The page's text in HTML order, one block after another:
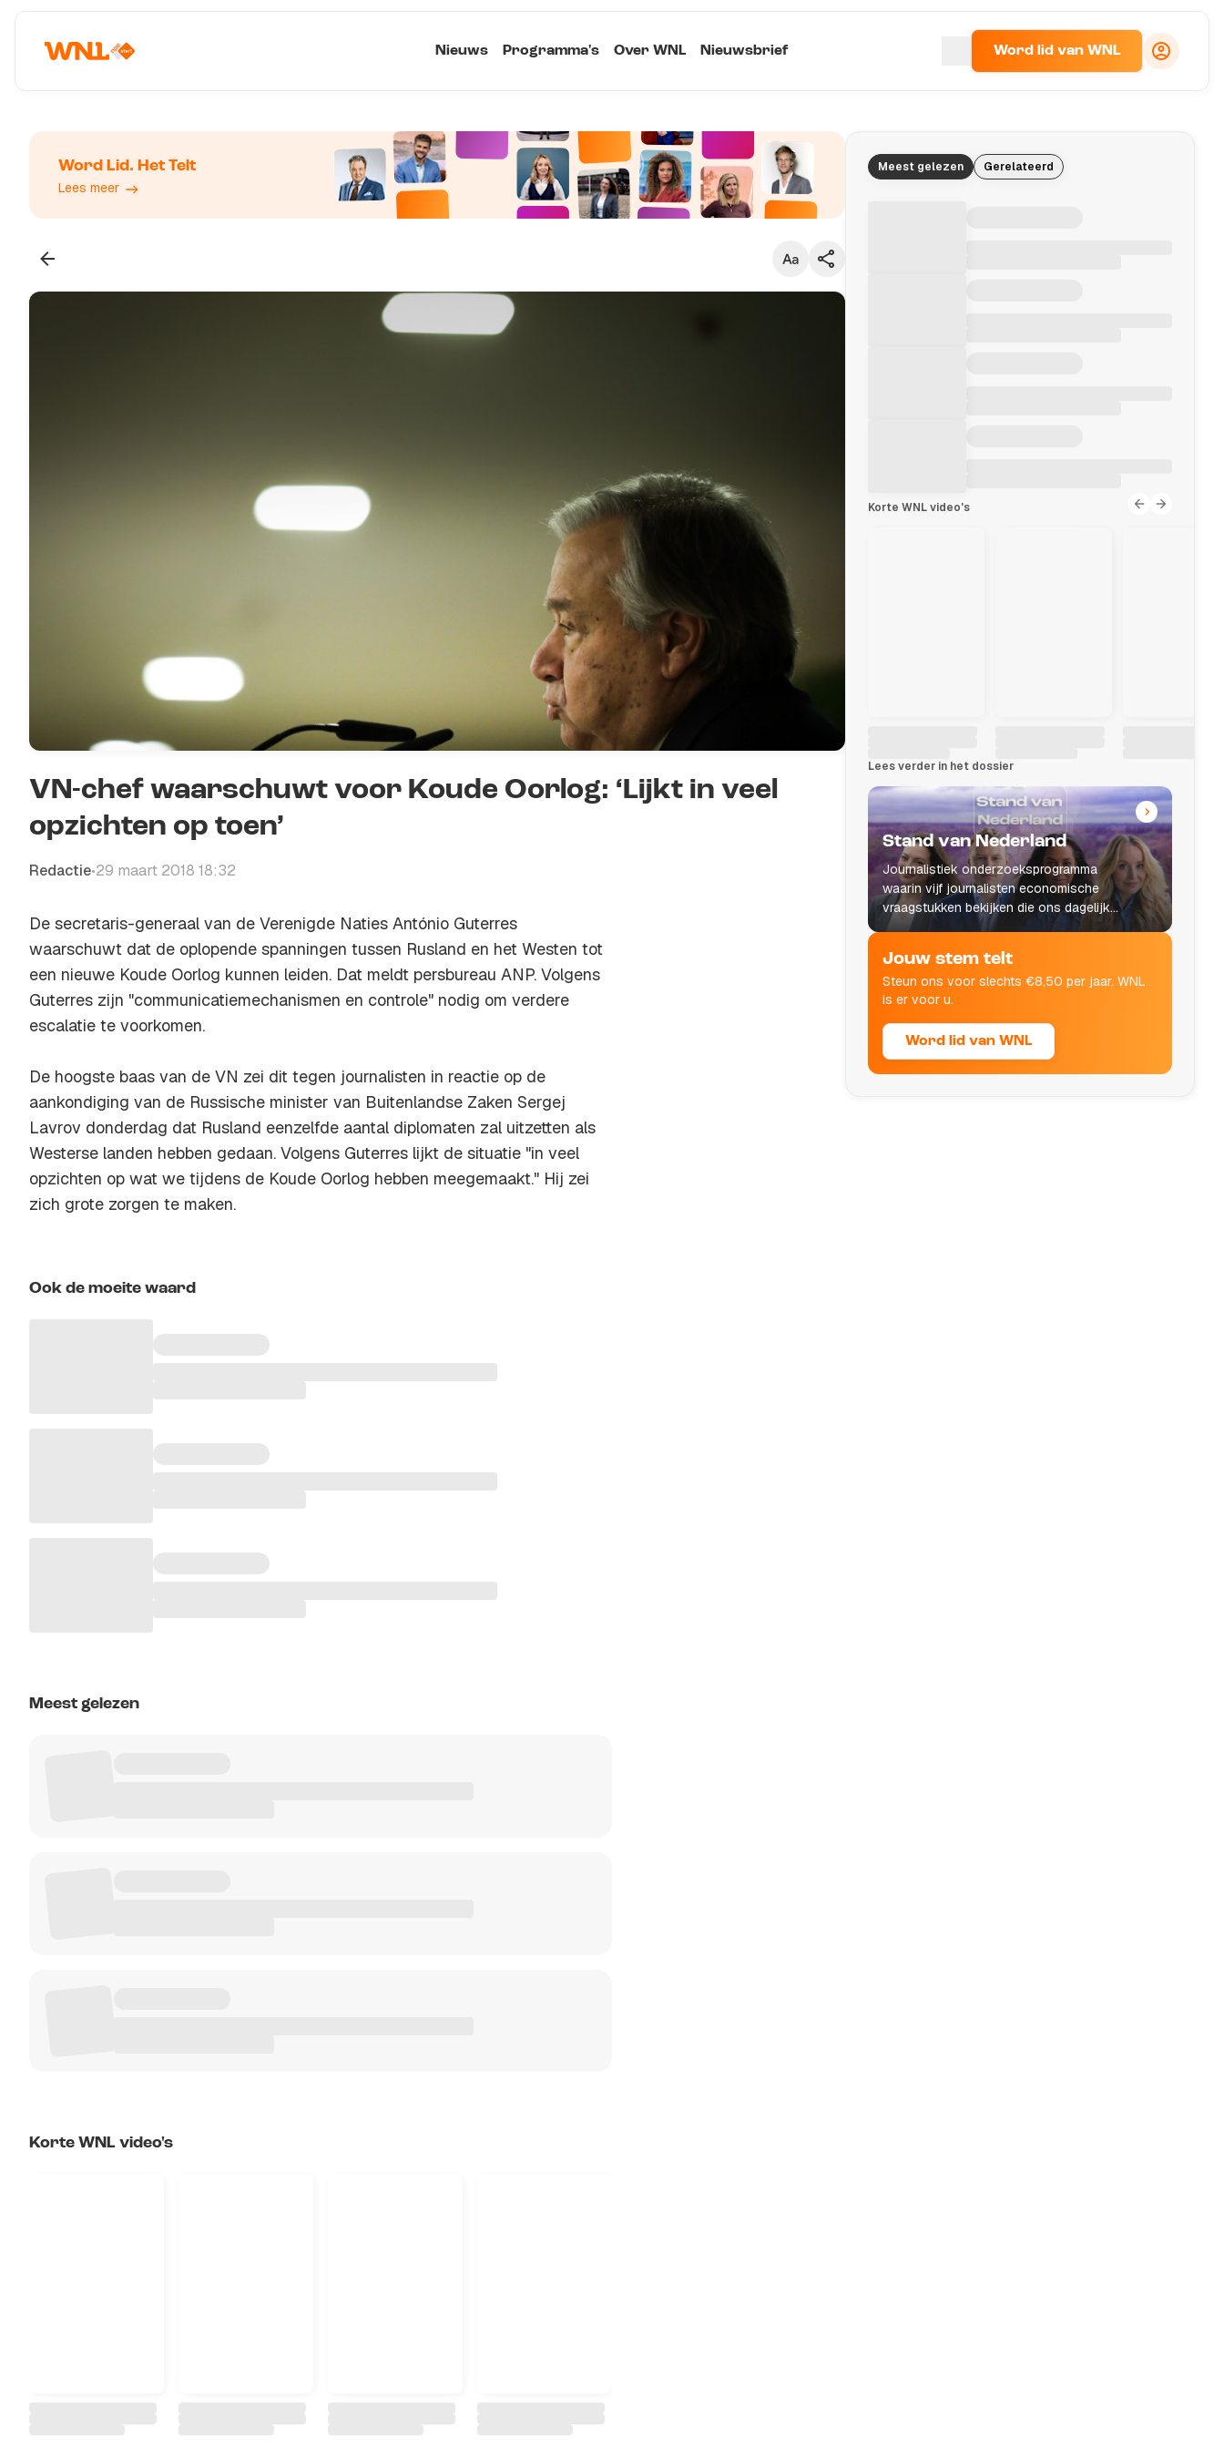
Nieuws Programma's Over WNL Nieuwsbrief Word lid van WNL
Word Lid. Het Telt
Lees meer
VN-chef waarschuwt voor Koude Oorlog: ‘Lijkt in veel
opzichten op toen’
Redactie•29 maart 2018 18:32
De secretaris-generaal van de Verenigde Naties António Guterres
waarschuwt dat de oplopende spanningen tussen Rusland en het Westen tot
een nieuwe Koude Oorlog kunnen leiden. Dat meldt persbureau ANP. Volgens
Guterres zijn "communicatiemechanismen en controle" nodig om verdere
escalatie te voorkomen.
De hoogste baas van de VN zei dit tegen journalisten in reactie op de
aankondiging van de Russische minister van Buitenlandse Zaken Sergej
Lavrov donderdag dat Rusland eenzelfde aantal diplomaten zal uitzetten als
Westerse landen hebben gedaan. Volgens Guterres lijkt de situatie "in veel
opzichten op wat we tijdens de Koude Oorlog hebben meegemaakt." Hij zei
zich grote zorgen te maken.
Ook de moeite waard
Meest gelezen
Korte WNL video's
Meest gelezen Gerelateerd
Korte WNL video's
Lees verder in het dossier
Stand van Nederland
Journalistiek onderzoeksprogramma
waarin vijf journalisten economische
vraagstukken bekijken die ons dagelijks
leven raken.
Jouw stem telt
Steun ons voor slechts €8,50 per jaar. WNL
is er voor u.
Word lid van WNL